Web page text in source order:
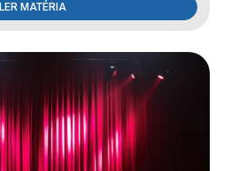
LER MATÉRIA